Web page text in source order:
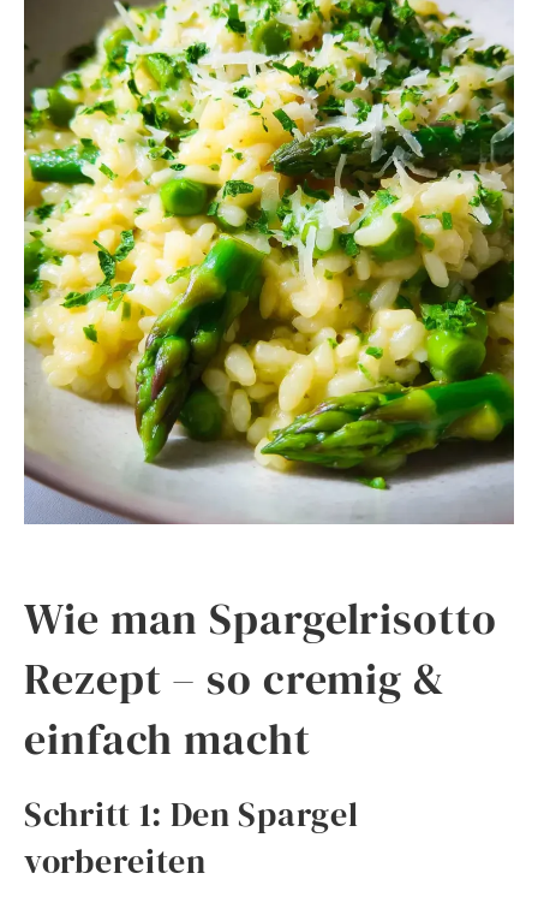
Wie man Spargelrisotto
Rezept – so cremig &
einfach macht
Schritt 1: Den Spargel
vorbereiten